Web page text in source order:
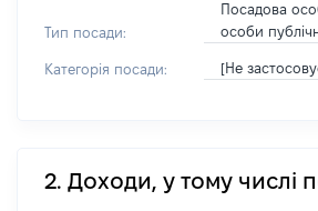
Тип посади:
Посадова
особи
Категорія посади: [Не
2. Доходи, у тому числі